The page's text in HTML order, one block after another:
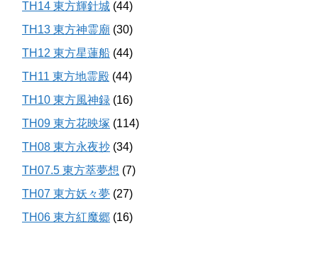
TH14 東方輝針城 (44)
TH13 東方神霊廟 (30)
TH12 東方星蓮船 (44)
TH11 東方地霊殿 (44)
TH10 東方風神録 (16)
TH09 東方花映塚 (114)
TH08 東方永夜抄 (34)
TH07.5 東方萃夢想 (7)
TH07 東方妖々夢 (27)
TH06 東方紅魔郷 (16)